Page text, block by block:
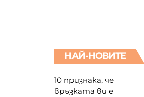
НАЙ-НОВИТЕ
10 признака, че
връзката ви е